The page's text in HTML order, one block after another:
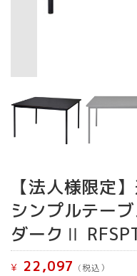
【法人様限定
シンプルテー
ダークⅡ
¥ 22,097 (税込）